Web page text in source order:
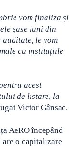
vom finaliza și
șase luni din
auditate, le vom
cu instituțiile
acest
de listare, la
Victor Gânsac.
AeRO începând
are o capitalizare